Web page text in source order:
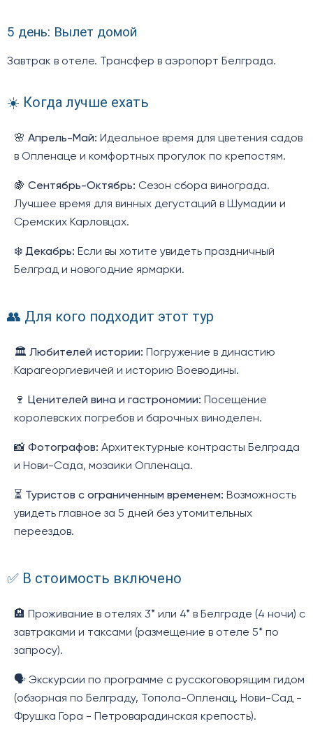
5 день: Вылет домой
Завтрак в отеле. Трансфер в аэропорт Белграда.
☀️ Когда лучше ехать
🌸 Апрель-Май: Идеальное время для цветения садов
в Опленаце и комфортных прогулок по крепостям.
🍇 Сентябрь-Октябрь: Сезон сбора винограда.
Лучшее время для винных дегустаций в Шумадии и
Сремских Карловцах.
❄️ Декабрь: Если вы хотите увидеть праздничный
Белград и новогодние ярмарки.
👥 Для кого подходит этот тур
🏛️ Любителей истории: Погружение в династию
Карагеоргиевичей и историю Воеводины.
🍷 Ценителей вина и гастрономии: Посещение
королевских погребов и барочных виноделен.
📸 Фотографов: Архитектурные контрасты Белграда
и Нови-Сада, мозаики Опленаца.
⏳ Туристов с ограниченным временем: Возможность
увидеть главное за 5 дней без утомительных
переездов.
✅ В стоимость включено
🏨 Проживание в отелях 3* или 4* в Белграде (4 ночи) с
завтраками и таксами (размещение в отеле 5* по
запросу).
🗣️ Экскурсии по программе с русскоговорящим гидом
(обзорная по Белграду, Топола-Опленац, Нови-Сад -
Фрушка Гора - Петроварадинская крепость).